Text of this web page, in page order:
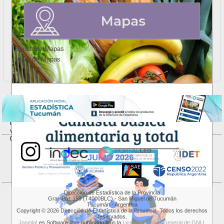
Valorización mensual de la Canasta Básica Alimentaria - junio 2026
La Dirección de Estadística de la Provincia (DEP) publicó el valor de
la Canasta Básica Alimentaria (CBA). Durante el mes de junio, la
variación mensual de la CBA con respecto a mayo de 2026 fue de
0,9%.
VER INFORME...
Banco de Mapas
Visor de Mapas
Dirección de Estadística de la Provincia
Gral. Paz 159 (T4000BLC) - San Miguel de Tucumán
Tucumán - Argentina
Copyright © 2026 Dirección de Estadística de la Provincia. Todos los derechos
reservados.
Joomla! es Software libre publicado bajo la Licencia Pública General de GNU.